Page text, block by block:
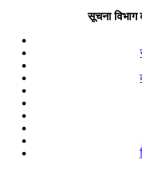
सूचना विभाग